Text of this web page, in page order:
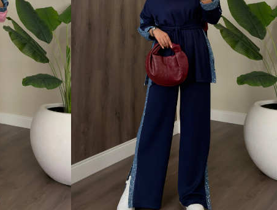
2 Beden (40-42)